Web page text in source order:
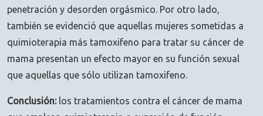
penetración y desorden orgásmico. Por otro lado,
también se evidenció que aquellas mujeres sometidas a
quimioterapia más tamoxifeno para tratar su cáncer de
mama presentan un efecto mayor en su función sexual
que aquellas que sólo utilizan tamoxifeno.
Conclusión:los tratamientos contra el cáncer de mama